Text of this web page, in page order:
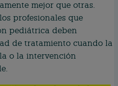
mejor que otras.
profesionales que
pediátrica deben
de tratamiento cuando la
o la intervención